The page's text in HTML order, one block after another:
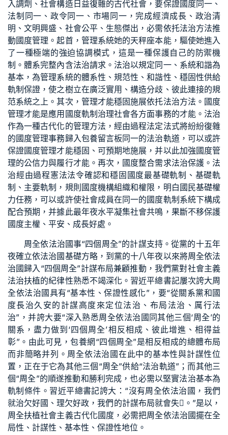
入調劑、社會構造日益復雜的古代社會，要保證國度同一、
法制同一、政令同一、市場同一，完成經濟成長、政治清
明、文明興盛、社會公平、生態傑出，必需依托法治方法推
動國度管理。起首，管理系統她的天秤座本能，驅使她進入
了一種極端的強迫協調模式，這是一種保護自己的防禦機
制。體系完整內含法治請求。法治以規定同一、系統和諧為
基本，為管理系統的體系性、規范性、和諧性、穩固性供給
軌制保證，使之樹立在廣泛實用、構造分歧、彼此連接的規
范系統之上。其次，管理才能穩固施展依托法治方法。國度
管理才能是應用國度軌制治理社會各方面事務的才能。法治
作為一種古代化的管理方法，經由過程法定法式將紛紛復雜
的國度管理事務歸入包養留言板同一的法治軌道，可以或許
保證國度管理才能穩固、可預期地施展，并以此加強國度管
理的公信力與履行才能。再次，國度整合需求法治保護。法
治經由過程憲法法令確認和穩固國度最基礎軌制、基礎軌
制、主要軌制，規則國度機構組織和權限，明白國民基礎權
力任務，可以或許使社會成員在同一的國度軌制系統下構成
配合預期，并據此最年夜水平凝集社會共鳴，果斷不移保護
國度主權、平安、成長好處。
周全依法治國事“四個周全”的計謀支持。從黨的十五年
夜確立依法治國基礎方略，到黨的十八年夜以來將周全依法
治國歸入“四個周全”計謀布局兼顧推動，我們黨對社會主義
法治扶植的紀律性熟悉不竭深化。習近平總書記屢次誇大周
全依法治國具有“基本性、保證性感化”，要“從關系黨和國
度長治久安的計謀高度來定位法治、布局法治、厲行法
治”，并誇大要“深入熟悉周全依法治國同其他三個‘周全’的
關系，盡力做到‘四個周全’相反相成、彼此增進、相得益
彰”。由此可見， 包養網 “四個周全”是相反相成的總體布局
而非簡略并列。周全依法治國在此中的基本性與計謀性位
置，正在于它為其他三個“周全”供給“法治軌道”；而其他三
個“周全”的順遂推動和勝利完成，也必需以堅實法治基本為
軌制條件。習近平總書記誇大：“沒有周全依法治國，我們
就治欠好國、理欠好政，我們的計謀布局就會失。”是以，
周全扶植社會主義古代化國度，必需把周全依法治國擺在全
局性、計謀性、基本性、保證性地位。